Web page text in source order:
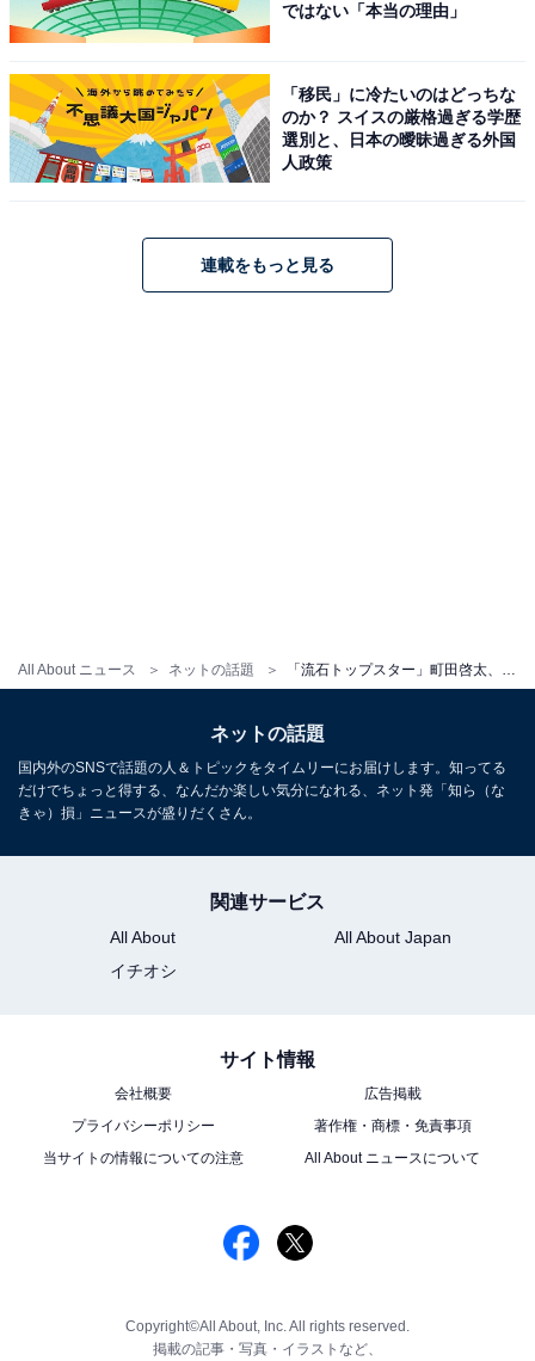
All About ニュース ネットの話題 「流石トップスター」町田啓太、イタリアでのイケメンショット公開！ 「かわいいとカッコいいが渋滞」
ではない「本当の理由」
「移民」に冷たいのはどっちな
のか？ スイスの厳格過ぎる学歴
選別と、日本の曖昧過ぎる外国
人政策
連載をもっと見る
ネットの話題
国内外のSNSで話題の人＆トピックをタイムリーにお届けします。知ってる
だけでちょっと得する、なんだか楽しい気分になれる、ネット発「知ら（な
きゃ）損」ニュースが盛りだくさん。
関連サービス
All About
All About Japan
イチオシ
サイト情報
会社概要
広告掲載
プライバシーポリシー
著作権・商標・免責事項
当サイトの情報についての注意
All About ニュースについて
Copyright©All About, Inc. All rights reserved.
掲載の記事・写真・イラストなど、